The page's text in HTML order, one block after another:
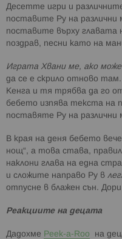
Десетте игри и
поставите Ру на
поставите върху главата
поздрав, песни като на
Играта Хвани ме, ако
да се е скрило отново там.
Кенга и тя трябва да го
бебето изпява текста на
поставяте Ру на
В края на деня бебето
нощ“, а това става,
наклони глава на една
и сложите направо Ру в
отпусне в блажен сън.
Реакциите на децата
Дадохме Peek-a-Roo на